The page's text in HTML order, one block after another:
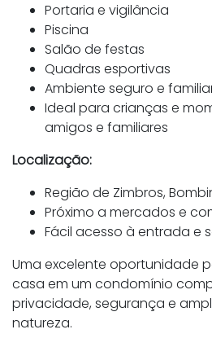
Portaria e vigilância
Piscina
Salão de festas
Quadras esportivas
Ambiente seguro e
Ideal para crianças e
amigos e familiares
Localização:
Região de Zimbros,
Próximo a mercados e
Fácil acesso à entrada e
Uma excelente oportunidade
casa em um condomínio
privacidade, segurança e
natureza.